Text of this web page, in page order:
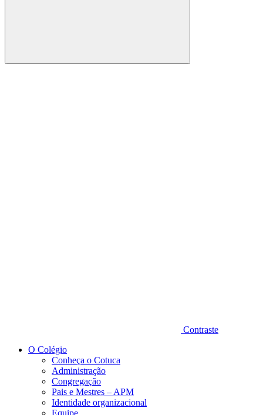
Buscar
Contraste
O Colégio
Conheça o Cotuca
Administração
Congregação
Pais e Mestres – APM
Identidade organizacional
Equipe